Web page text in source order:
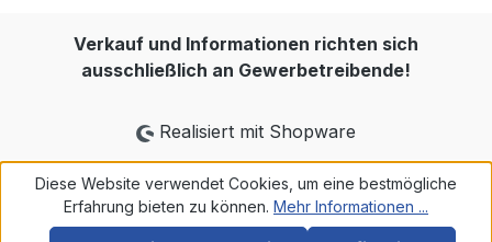
Verkauf und Informationen richten sich
ausschließlich an Gewerbetreibende!
Realisiert mit Shopware
Diese Website verwendet Cookies, um eine bestmögliche
Erfahrung bieten zu können. Mehr Informationen ...